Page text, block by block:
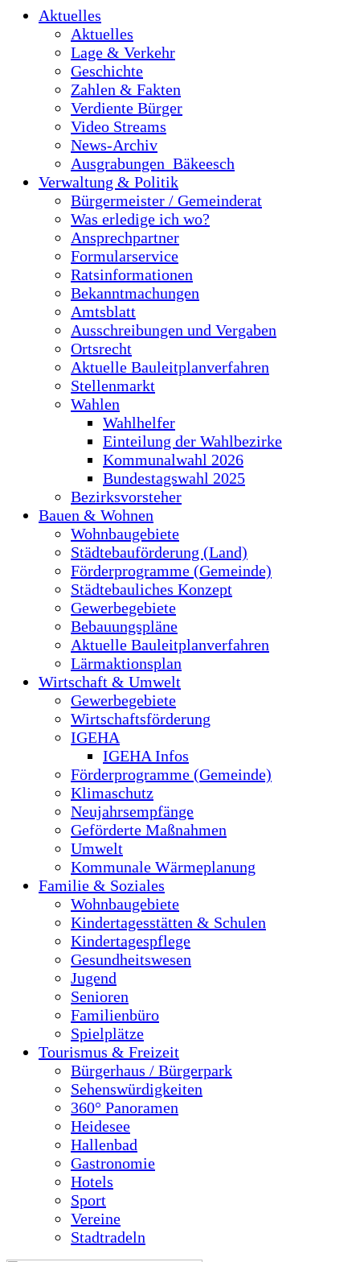
Aktuelles
Aktuelles
Lage & Verkehr
Geschichte
Zahlen & Fakten
Verdiente Bürger
Video Streams
News-Archiv
Ausgrabungen_Bäkeesch
Verwaltung & Politik
Bürgermeister / Gemeinderat
Was erledige ich wo?
Ansprechpartner
Formularservice
Ratsinformationen
Bekanntmachungen
Amtsblatt
Ausschreibungen und Vergaben
Ortsrecht
Aktuelle Bauleitplanverfahren
Stellenmarkt
Wahlen
Wahlhelfer
Einteilung der Wahlbezirke
Kommunalwahl 2026
Bundestagswahl 2025
Bezirksvorsteher
Bauen & Wohnen
Wohnbaugebiete
Städtebauförderung (Land)
Förderprogramme (Gemeinde)
Städtebauliches Konzept
Gewerbegebiete
Bebauungspläne
Aktuelle Bauleitplanverfahren
Lärmaktionsplan
Wirtschaft & Umwelt
Gewerbegebiete
Wirtschaftsförderung
IGEHA
IGEHA Infos
Förderprogramme (Gemeinde)
Klimaschutz
Neujahrsempfänge
Geförderte Maßnahmen
Umwelt
Kommunale Wärmeplanung
Familie & Soziales
Wohnbaugebiete
Kindertagesstätten & Schulen
Kindertagespflege
Gesundheitswesen
Jugend
Senioren
Familienbüro
Spielplätze
Tourismus & Freizeit
Bürgerhaus / Bürgerpark
Sehenswürdigkeiten
360° Panoramen
Heidesee
Hallenbad
Gastronomie
Hotels
Sport
Vereine
Stadtradeln